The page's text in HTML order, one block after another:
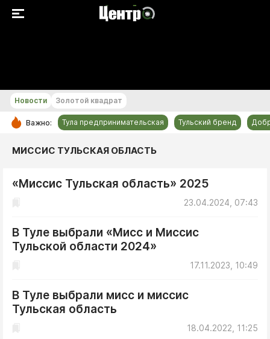
РУБРИКИ
Культура
Тульский бренд
Голодный шпион
Новости Золотой квадрат
Важно: Тула предпринимательская Тульский бренд
МИССИС ТУЛЬСКАЯ ОБЛАСТЬ
«Миссис Тульская область» 2025
23.04.2024, 07:43
В Туле выбрали «Мисс и Миссис
Тульской области 2024»
17.11.2023, 10:49
В Туле выбрали мисс и миссис
Тульская область
18.04.2022, 11:25